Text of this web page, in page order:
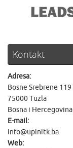
Kontakt
Adresa:
Bosne Srebrene 119
75000 Tuzla
Bosna i Hercegovina
E-mail:
info@upinitk.ba
Web: